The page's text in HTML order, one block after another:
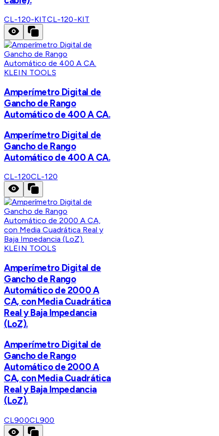
CL-120-KITCL-120-KIT
KLEIN TOOLS
Amperímetro Digital de
Gancho de Rango
Automático de 400 A CA.
Amperímetro Digital de
Gancho de Rango
Automático de 400 A CA.
CL-120CL-120
KLEIN TOOLS
Amperímetro Digital de
Gancho de Rango
Automático de 2000 A
CA, con Media Cuadrática
Real y Baja Impedancia
(LoZ).
Amperímetro Digital de
Gancho de Rango
Automático de 2000 A
CA, con Media Cuadrática
Real y Baja Impedancia
(LoZ).
CL900CL900